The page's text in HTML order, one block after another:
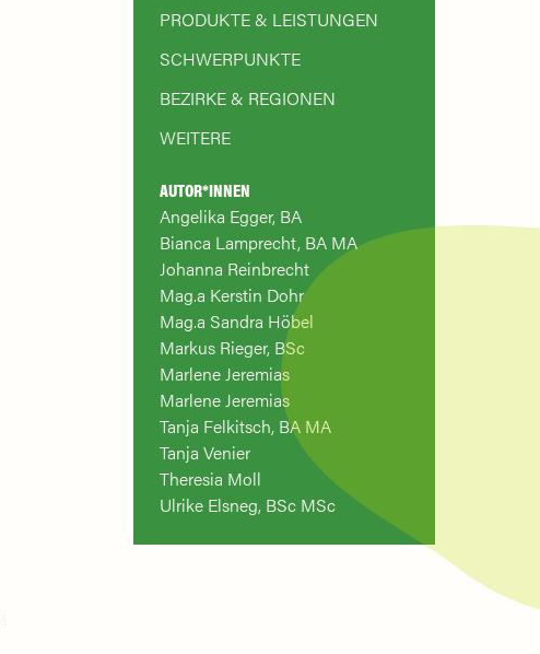
PRODUKTE & LEISTUNGEN
SCHWERPUNKTE
BEZIRKE & REGIONEN
WEITERE
AUTOR*INNEN
Angelika Egger, BA
Bianca Lamprecht, BA MA
Johanna Reinbrecht
Mag.a Kerstin Dohr
Mag.a Sandra Höbel
Markus Rieger, BSc
Marlene Jeremias
Marlene Jeremias
Tanja Felkitsch, BA MA
Tanja Venier
Theresia Moll
Ulrike Elsneg, BSc MSc